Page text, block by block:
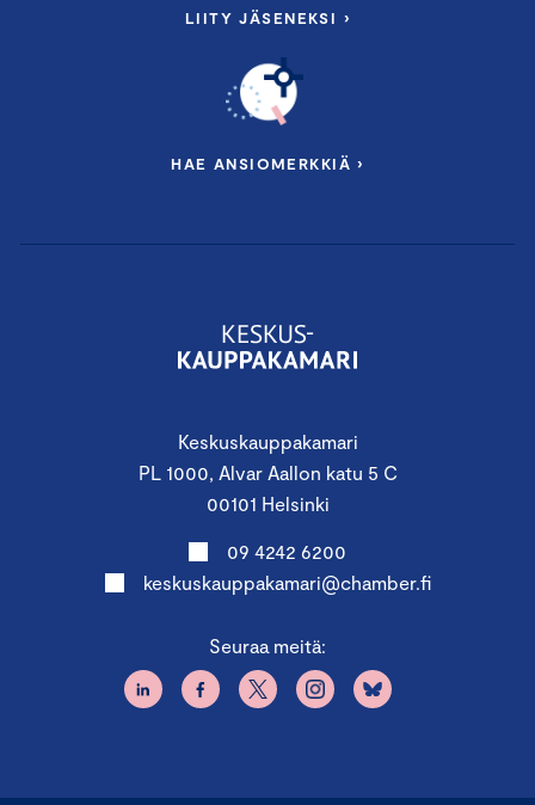
Keskuskauppakamari
PL 1000, Alvar Aallon katu 5 C
00101 Helsinki
09 4242 6200
keskuskauppakamari@chamber.fi
Seuraa meitä:
LIITY JÄSENEKSI ›
HAE ANSIOMERKKIÄ ›